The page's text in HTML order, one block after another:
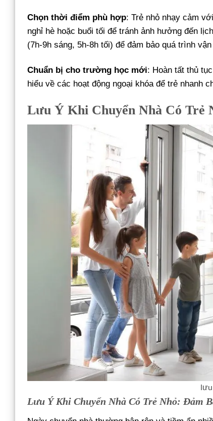
Chọn thời điểm phù hợp: Trẻ nhỏ nhạy cảm
nghỉ hè hoặc buổi tối để tránh ảnh hưởng đến
(7h-9h sáng, 5h-8h tối) để đảm bảo quá trình
Chuẩn bị cho trường học mới: Hoàn tất thủ
hiểu về các hoạt động ngoại khóa để trẻ nhanh
Lưu Ý Khi Chuyển Nhà Có Trẻ
lưu
Lưu Ý Khi Chuyển Nhà Có Trẻ Nhỏ: Đảm